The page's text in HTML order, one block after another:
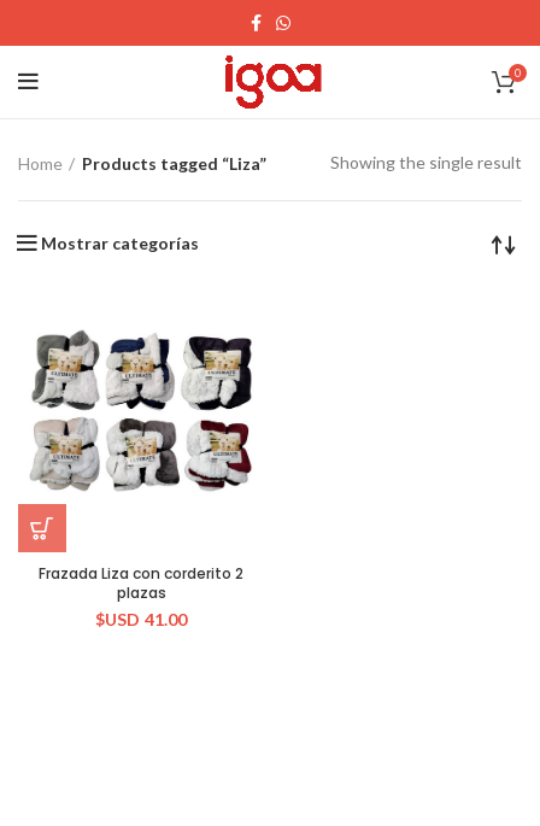
0
Home Products tagged “Liza” Showing the single result
Mostrar categorías
Frazada Liza con corderito 2
plazas
$USD 41.00